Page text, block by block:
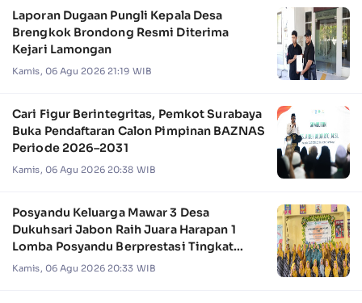
Laporan Dugaan Pungli Kepala Desa
Brengkok Brondong Resmi Diterima
Kejari Lamongan
Kamis, 06 Agu 2026 21:19 WIB
Cari Figur Berintegritas, Pemkot Surabaya
Buka Pendaftaran Calon Pimpinan BAZNAS
Periode 2026–2031
Kamis, 06 Agu 2026 20:38 WIB
Posyandu Keluarga Mawar 3 Desa
Dukuhsari Jabon Raih Juara Harapan 1
Lomba Posyandu Berprestasi Tingkat
Jawa Timur 2026
Kamis, 06 Agu 2026 20:33 WIB